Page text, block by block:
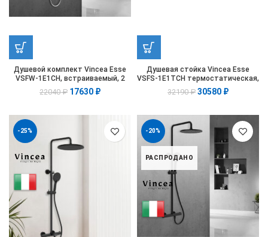
Душевой комплект Vincea Esse
VSFW-1E1CH, встраиваемый, 2
режима, ограничитель давления
Hi Box, хром
22040₽ 17630 ₽
Душевая стойка Vincea Esse
VSFS-1E1TCH термостатическая,
хром
32190₽ 30580 ₽
-25% -20%
РАСПРОДАНО